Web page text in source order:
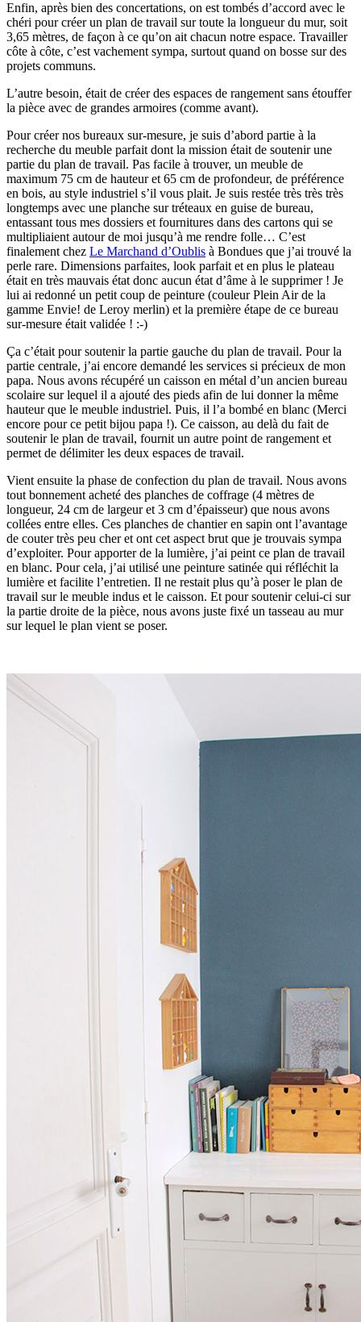
Enfin, après bien des concertations, on est tombés d’accord avec le
chéri pour créer un plan de travail sur toute la longueur du mur, soit
3,65 mètres, de façon à ce qu’on ait chacun notre espace. Travailler
côte à côte, c’est vachement sympa, surtout quand on bosse sur des
projets communs.
L’autre besoin, était de créer des espaces de rangement sans étouffer
la pièce avec de grandes armoires (comme avant).
Pour créer nos bureaux sur-mesure, je suis d’abord partie à la
recherche du meuble parfait dont la mission était de soutenir une
partie du plan de travail. Pas facile à trouver, un meuble de
maximum 75 cm de hauteur et 65 cm de profondeur, de préférence
en bois, au style industriel s’il vous plait. Je suis restée très très très
longtemps avec une planche sur tréteaux en guise de bureau,
entassant tous mes dossiers et fournitures dans des cartons qui se
multipliaient autour de moi jusqu’à me rendre folle… C’est
finalement chez Le Marchand d’Oublis à Bondues que j’ai trouvé la
perle rare. Dimensions parfaites, look parfait et en plus le plateau
était en très mauvais état donc aucun état d’âme à le supprimer ! Je
lui ai redonné un petit coup de peinture (couleur Plein Air de la
gamme Envie! de Leroy merlin) et la première étape de ce bureau
sur-mesure était validée ! :-)
Ça c’était pour soutenir la partie gauche du plan de travail. Pour la
partie centrale, j’ai encore demandé les services si précieux de mon
papa. Nous avons récupéré un caisson en métal d’un ancien bureau
scolaire sur lequel il a ajouté des pieds afin de lui donner la même
hauteur que le meuble industriel. Puis, il l’a bombé en blanc (Merci
encore pour ce petit bijou papa !). Ce caisson, au delà du fait de
soutenir le plan de travail, fournit un autre point de rangement et
permet de délimiter les deux espaces de travail.
Vient ensuite la phase de confection du plan de travail. Nous avons
tout bonnement acheté des planches de coffrage (4 mètres de
longueur, 24 cm de largeur et 3 cm d’épaisseur) que nous avons
collées entre elles. Ces planches de chantier en sapin ont l’avantage
de couter très peu cher et ont cet aspect brut que je trouvais sympa
d’exploiter. Pour apporter de la lumière, j’ai peint ce plan de travail
en blanc. Pour cela, j’ai utilisé une peinture satinée qui réfléchit la
lumière et facilite l’entretien. Il ne restait plus qu’à poser le plan de
travail sur le meuble indus et le caisson. Et pour soutenir celui-ci sur
la partie droite de la pièce, nous avons juste fixé un tasseau au mur
sur lequel le plan vient se poser.